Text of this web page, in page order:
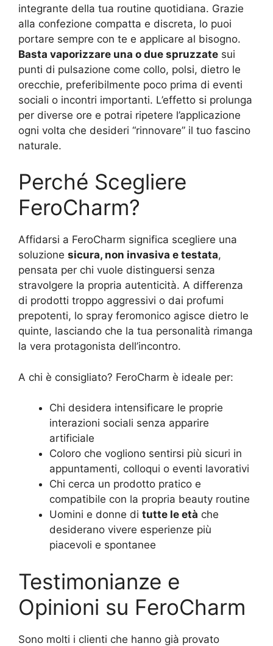
integrante della tua routine quotidiana. Grazie
alla confezione compatta e discreta, lo puoi
portare sempre con te e applicare al bisogno.
Basta vaporizzare una o due spruzzate sui
punti di pulsazione come collo, polsi, dietro le
orecchie, preferibilmente poco prima di eventi
sociali o incontri importanti. L’effetto si prolunga
per diverse ore e potrai ripetere l’applicazione
ogni volta che desideri “rinnovare” il tuo fascino
naturale.
Perché Scegliere
FeroCharm?
Affidarsi a FeroCharm significa scegliere una
soluzione sicura, non invasiva e testata,
pensata per chi vuole distinguersi senza
stravolgere la propria autenticità. A differenza
di prodotti troppo aggressivi o dai profumi
prepotenti, lo spray feromonico agisce dietro le
quinte, lasciando che la tua personalità rimanga
la vera protagonista dell’incontro.
A chi è consigliato? FeroCharm è ideale per:
Chi desidera intensificare le proprie
interazioni sociali senza apparire
artificiale
Coloro che vogliono sentirsi più sicuri in
appuntamenti, colloqui o eventi lavorativi
Chi cerca un prodotto pratico e
compatibile con la propria beauty routine
Uomini e donne di tutte le età che
desiderano vivere esperienze più
piacevoli e spontanee
Testimonianze e
Opinioni su FeroCharm
Sono molti i clienti che hanno già provato